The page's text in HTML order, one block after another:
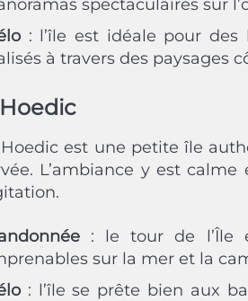
spectaculaires sur
: l’île est idéale pour des
à travers des paysages
est une petite île
L’ambiance y est
: le tour de l’Île
sur la mer et la
: l’île se prête bien aux